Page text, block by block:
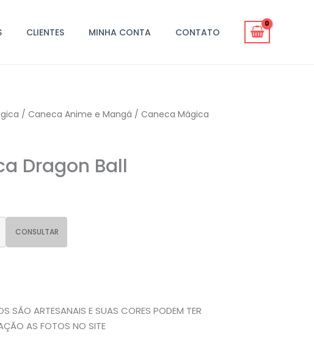
CLIENTES MINHA CONTA CONTATO
/ Caneca Anime e Mangá / Caneca Mágica
Dragon Ball
CONSULTAR
SÃO ARTESANAIS E SUAS CORES PODEM TER
AS FOTOS NO SITE